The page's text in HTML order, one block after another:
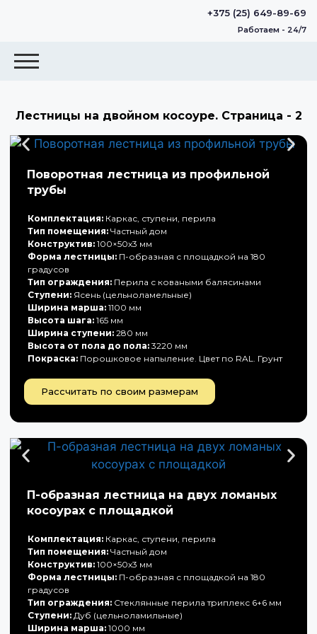
+375 (25) 649-89-69
Работаем - 24/7
Лестницы на двойном косоуре. Страница - 2
Поворотная лестница из профильной
трубы
Комплектация: Каркас, ступени, перила
Тип помещения: Частный дом
Конструктив: 100×50х3 мм
Форма лестницы: П-образная с площадкой на 180
градусов
Тип ограждения: Перила с коваными балясинами
Ступени: Ясень (цельноламельные)
Ширина марша: 1100 мм
Высота шага: 165 мм
Ширина ступени: 280 мм
Высота от пола до пола: 3220 мм
Покраска: Порошковое напыление. Цвет по RAL. Грунт
Рассчитать по своим размерам
П-образная лестница на двух ломаных
косоурах с площадкой
Комплектация: Каркас, ступени, перила
Тип помещения: Частный дом
Конструктив: 100×50х3 мм
Форма лестницы: П-образная с площадкой на 180
градусов
Тип ограждения: Стеклянные перила триплекс 6+6 мм
Ступени: Дуб (цельноламильные)
Ширина марша: 1000 мм